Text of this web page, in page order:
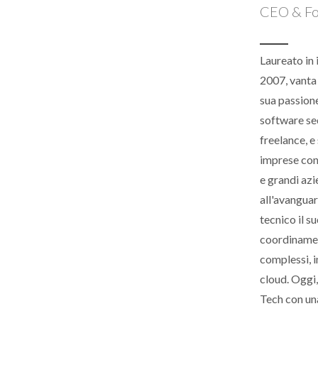
CEO &
Laureato
2007,
sua
software
freelance,
imprese
e grandi
tecnico il
complessi,
cloud.
Tech con